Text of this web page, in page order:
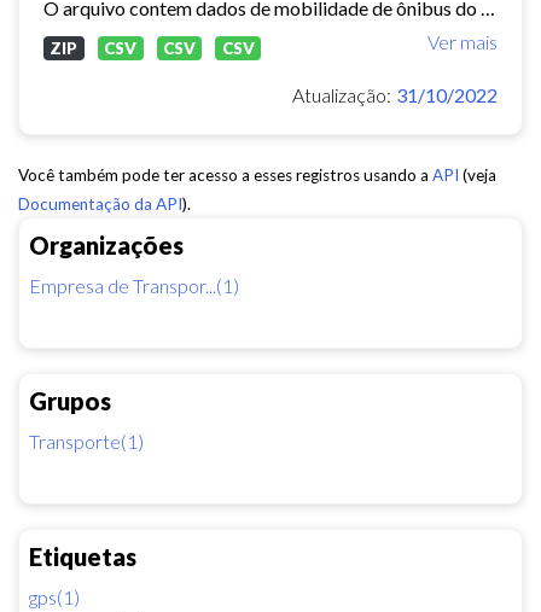
Organizações
Empresa de Transpor...(1)
Grupos
Transporte(1)
Etiquetas
gps(1)
Ver mais
ZIP CSV CSV CSV
Atualização: 31/10/2022
Você também pode ter acesso a esses registros usando a API (veja
Documentação da API).